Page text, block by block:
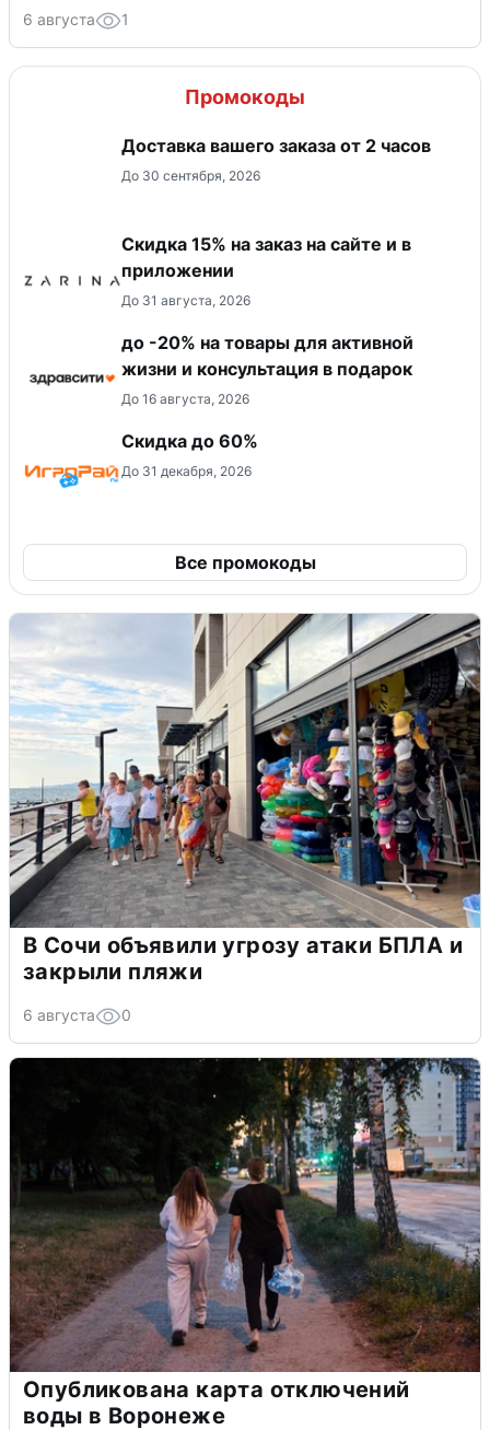
6 августа 1
Промокоды
Доставка вашего заказа от 2 часов
До 30 сентября, 2026
Скидка 15% на заказ на сайте и в
приложении
До 31 августа, 2026
до -20% на товары для активной
жизни и консультация в подарок
До 16 августа, 2026
Скидка до 60%
До 31 декабря, 2026
Все промокоды
В Сочи объявили угрозу атаки БПЛА и
закрыли пляжи
6 августа 0
Опубликована карта отключений
воды в Воронеже